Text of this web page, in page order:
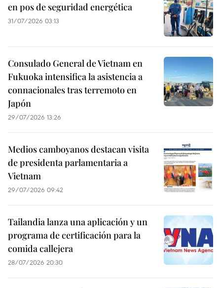
en pos de seguridad energética
31/07/2026 03:13
Consulado General de Vietnam en
Fukuoka intensifica la asistencia a
connacionales tras terremoto en
Japón
29/07/2026 13:26
Medios camboyanos destacan visita
de presidenta parlamentaria a
Vietnam
29/07/2026 09:42
Tailandia lanza una aplicación y un
programa de certificación para la
comida callejera
28/07/2026 20:30